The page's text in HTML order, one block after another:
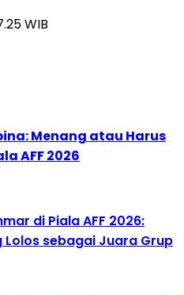
WIB
Menang atau Harus
AFF 2026
di Piala AFF 2026:
Lolos sebagai Juara Grup